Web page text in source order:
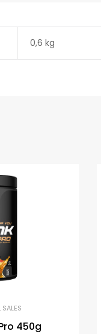
0,6 kg
, SALES
450g